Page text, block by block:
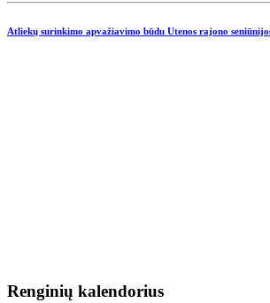
Atliekų surinkimo apvažiavimo būdu Utenos rajono
Renginių kalendorius